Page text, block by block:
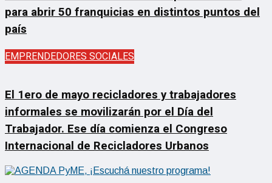
para abrir 50 franquicias en distintos puntos del
país
EMPRENDEDORES SOCIALES
El 1ero de mayo recicladores y trabajadores
informales se movilizarán por el Día del
Trabajador. Ese día comienza el Congreso
Internacional de Recicladores Urbanos